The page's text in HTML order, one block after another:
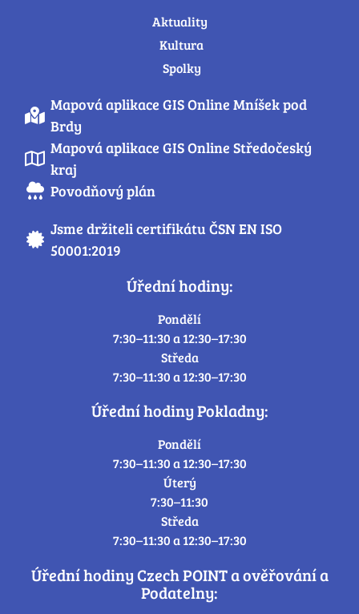
Aktuality
Kultura
Spolky
Mapová aplikace GIS Online Mníšek pod
Brdy
Mapová aplikace GIS Online Středočeský
kraj
Povodňový plán
Jsme držiteli certifikátu ČSN EN ISO
50001:2019
Úřední hodiny:
Pondělí
7:30–11:30 a 12:30–17:30
Středa
7:30–11:30 a 12:30–17:30
Úřední hodiny Pokladny:
Pondělí
7:30–11:30 a 12:30–17:30
Úterý
7:30–11:30
Středa
7:30–11:30 a 12:30–17:30
Úřední hodiny Czech POINT a ověřování a
Podatelny: